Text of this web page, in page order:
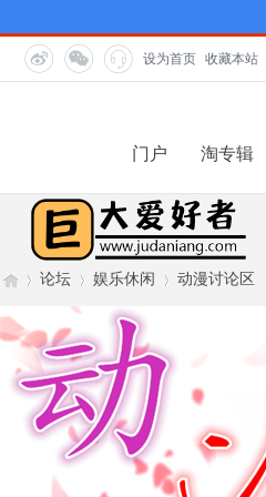
设为首页 收藏本站
门户 淘专辑
巨»
论坛
›
娱乐休闲
›
动漫讨论区